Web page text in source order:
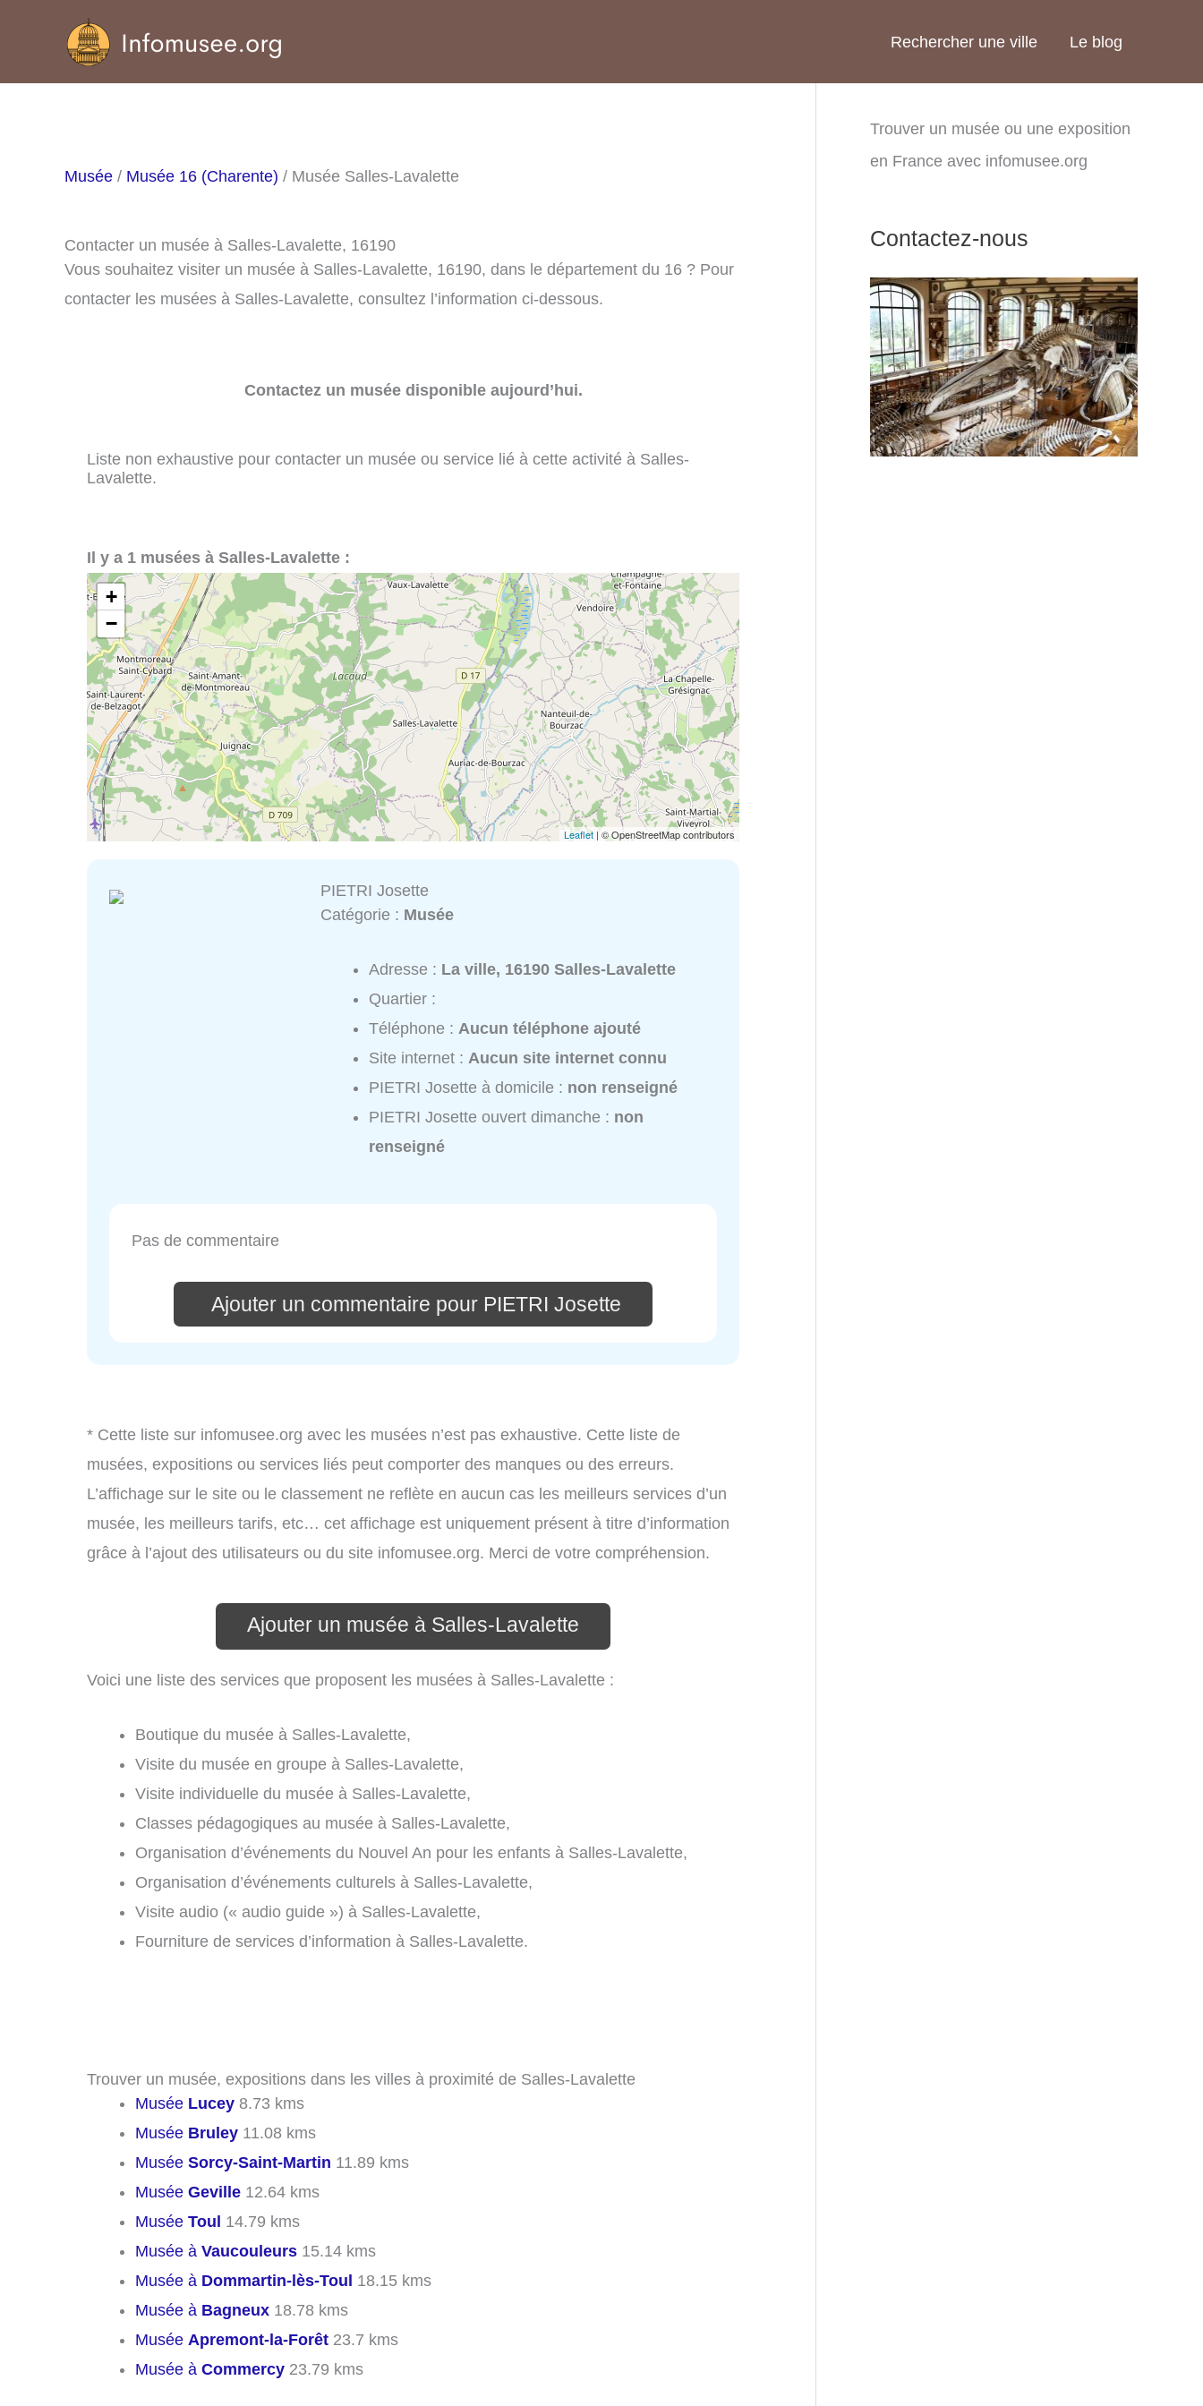
Rechercher une ville Le blog
Musée / Musée 16 (Charente) / Musée Salles-Lavalette
Contacter un musée à Salles-Lavalette, 16190
Vous souhaitez visiter un musée à Salles-Lavalette, 16190, dans le département du 16 ? Pour
contacter les musées à Salles-Lavalette, consultez l’information ci-dessous.
Contactez un musée disponible aujourd’hui.
Liste non exhaustive pour contacter un musée ou service lié à cette activité à Salles-
Lavalette.
Il y a 1 musées à Salles-Lavalette :
+
−
Leaflet | © OpenStreetMap contributors
PIETRI Josette
Catégorie : Musée
Adresse : La ville, 16190 Salles-Lavalette
Quartier :
Téléphone :Aucun téléphone ajouté
Site internet :Aucun site internet connu
PIETRI Josette à domicile : non renseigné
PIETRI Josette ouvert dimanche : non
renseigné
Pas de commentaire
Ajouter un commentaire pour PIETRI Josette
* Cette liste sur infomusee.org avec les musées n’est pas exhaustive. Cette liste de
musées, expositions ou services liés peut comporter des manques ou des erreurs.
L’affichage sur le site ou le classement ne reflète en aucun cas les meilleurs services d’un
musée, les meilleurs tarifs, etc… cet affichage est uniquement présent à titre d’information
grâce à l’ajout des utilisateurs ou du site infomusee.org. Merci de votre compréhension.
Ajouter un musée à Salles-Lavalette
Voici une liste des services que proposent les musées à Salles-Lavalette :
Boutique du musée à Salles-Lavalette,
Visite du musée en groupe à Salles-Lavalette,
Visite individuelle du musée à Salles-Lavalette,
Classes pédagogiques au musée à Salles-Lavalette,
Organisation d’événements du Nouvel An pour les enfants à Salles-Lavalette,
Organisation d’événements culturels à Salles-Lavalette,
Visite audio (« audio guide ») à Salles-Lavalette,
Fourniture de services d’information à Salles-Lavalette.
Trouver un musée, expositions dans les villes à proximité de Salles-Lavalette
Musée Lucey 8.73 kms
Musée Bruley 11.08 kms
Musée Sorcy-Saint-Martin 11.89 kms
Musée Geville 12.64 kms
Musée Toul 14.79 kms
Musée à Vaucouleurs 15.14 kms
Musée à Dommartin-lès-Toul 18.15 kms
Musée à Bagneux 18.78 kms
Musée Apremont-la-Forêt 23.7 kms
Musée à Commercy 23.79 kms
Trouver un musée ou une exposition
en France avec infomusee.org
Contactez-nous